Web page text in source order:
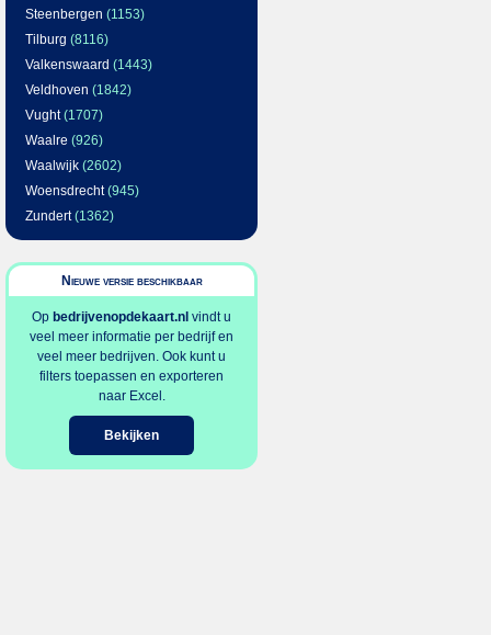
Steenbergen (1153)
Tilburg (8116)
Valkenswaard (1443)
Veldhoven (1842)
Vught(1707)
Waalre (926)
Waalwijk (2602)
Woensdrecht(945)
Zundert(1362)
Nieuwe versie beschikbaar
Op bedrijvenopdekaart.nl vindt u
veel meer informatie per bedrijf en
veel meer bedrijven. Ook kunt u
filters toepassen en exporteren
naar Excel.
Bekijken